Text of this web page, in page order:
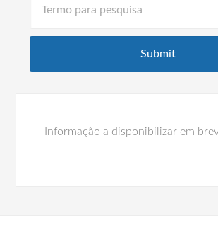
Informação a disponibilizar em